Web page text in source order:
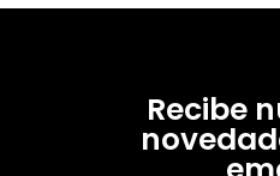
Recibe